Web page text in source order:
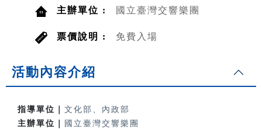
主辦單位 : 國立臺灣交響樂團
票價說明 : 免費入場
活動內容介紹
指導單位｜ 文化部、內政部
主辦單位｜
國立臺灣交響樂團